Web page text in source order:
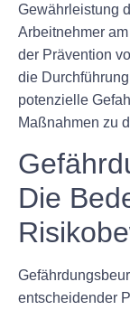
Gewährleistung
Arbeitnehmer
der Prävention
die
potenzielle
Maßnahmen zu
Die
entscheidender